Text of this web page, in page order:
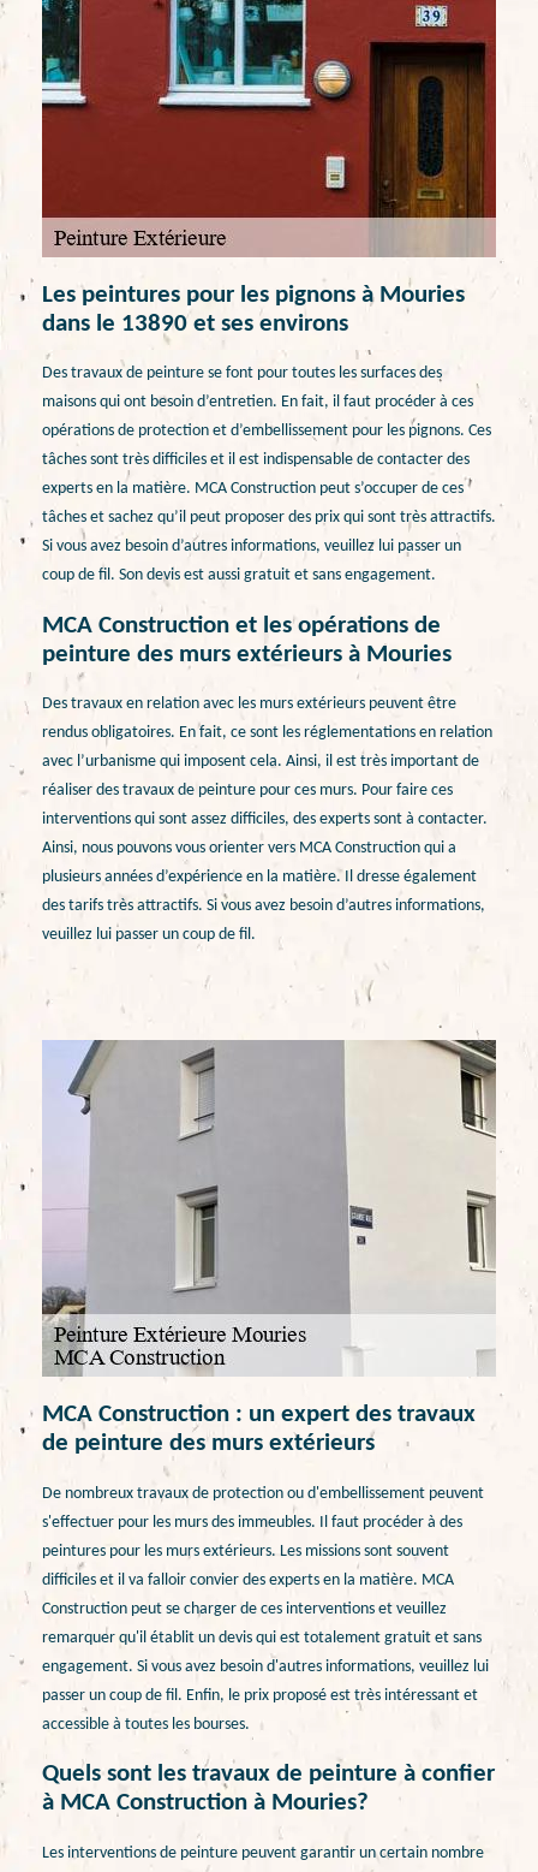
Les peintures pour les pignons à Mouries
dans le 13890 et ses environs
Des travaux de peinture se font pour toutes les surfaces des
maisons qui ont besoin d’entretien. En fait, il faut procéder à ces
opérations de protection et d’embellissement pour les pignons. Ces
tâches sont très difficiles et il est indispensable de contacter des
experts en la matière. MCA Construction peut s’occuper de ces
tâches et sachez qu’il peut proposer des prix qui sont très attractifs.
Si vous avez besoin d’autres informations, veuillez lui passer un
coup de fil. Son devis est aussi gratuit et sans engagement.
MCA Construction et les opérations de
peinture des murs extérieurs à Mouries
Des travaux en relation avec les murs extérieurs peuvent être
rendus obligatoires. En fait, ce sont les réglementations en relation
avec l’urbanisme qui imposent cela. Ainsi, il est très important de
réaliser des travaux de peinture pour ces murs. Pour faire ces
interventions qui sont assez difficiles, des experts sont à contacter.
Ainsi, nous pouvons vous orienter vers MCA Construction qui a
plusieurs années d’expérience en la matière. Il dresse également
des tarifs très attractifs. Si vous avez besoin d’autres informations,
veuillez lui passer un coup de fil.
MCA Construction : un expert des travaux
de peinture des murs extérieurs
De nombreux travaux de protection ou d'embellissement peuvent
s'effectuer pour les murs des immeubles. Il faut procéder à des
peintures pour les murs extérieurs. Les missions sont souvent
difficiles et il va falloir convier des experts en la matière. MCA
Construction peut se charger de ces interventions et veuillez
remarquer qu'il établit un devis qui est totalement gratuit et sans
engagement. Si vous avez besoin d'autres informations, veuillez lui
passer un coup de fil. Enfin, le prix proposé est très intéressant et
accessible à toutes les bourses.
Quels sont les travaux de peinture à confier
à MCA Construction à Mouries?
Les interventions de peinture peuvent garantir un certain nombre